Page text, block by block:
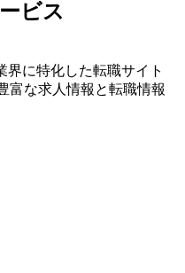
ビス
に特化した転職サイト
富な求人情報と転職情報